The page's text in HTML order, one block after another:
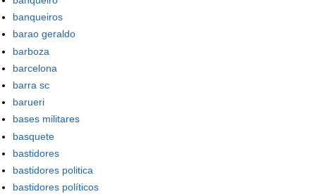
banqueiros
barao geraldo
barboza
barcelona
barra sc
barueri
bases militares
basquete
bastidores
bastidores politica
bastidores políticos